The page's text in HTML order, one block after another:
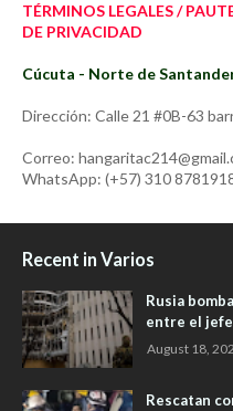
TÉRMINOS LEGALES /
DE PRIVACIDAD
Cúcuta - Norte de
Dirección: Calle 21 #0B-63
Correo:
WhatsApp: (+57) 310
Recent in Varios
Rusia
entre el jefe
August 18,
Rescatan